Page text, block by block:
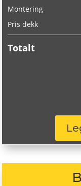
Montering
Pris dekk
Totalt